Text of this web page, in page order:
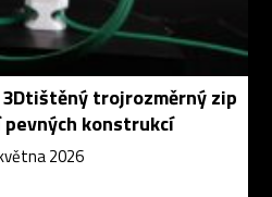
trojrozměrný zip
konstrukcí
2026